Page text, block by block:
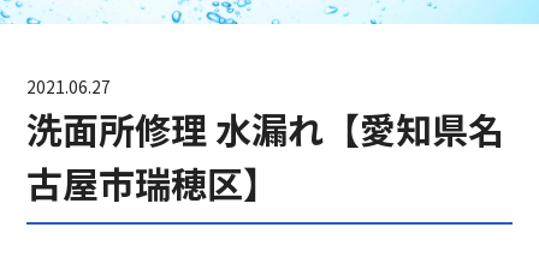
2021.06.27
洗面所修理 水漏れ【愛知県名
古屋市瑞穂区】